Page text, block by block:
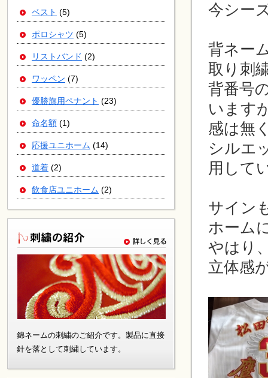
今シー
背ネー
取り刺
背番号
います
感は無
シルエ
用して
サイン
ホーム
やはり
立体感
ベスト (5)
ポロシャツ (5)
リストバンド (2)
ワッペン (7)
優勝旗用ペナント (23)
命名額 (1)
応援ユニホーム (14)
道着 (2)
飲食店ユニホーム (2)
錦ネームの刺繍のご紹介です。製品に直接
針を落として刺繍しています。